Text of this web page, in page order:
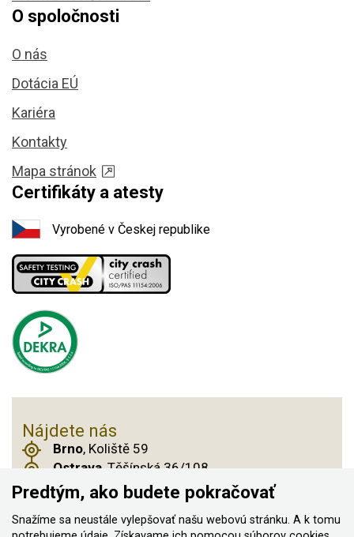
O spoločnosti
O nás
Dotácia EÚ
Kariéra
Kontakty
Mapa stránok
Certifikáty a atesty
Vyrobené v Českej republike
Nájdete nás
Brno, Koliště 59
Ostrava, Těšínská 36/108
Praha 14, Českobrodská 901
Predtým, ako budete pokračovať
Snažíme sa neustále vylepšovať našu webovú stránku. A k tomu